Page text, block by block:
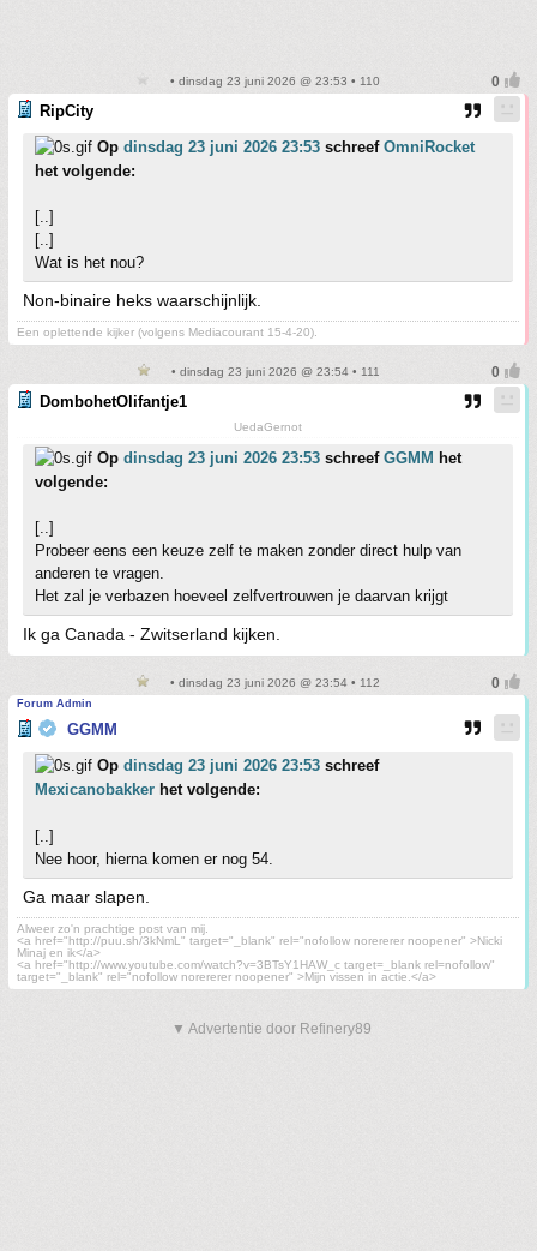
• dinsdag 23 juni 2026 @ 23:53 • 110
RipCity
Op dinsdag 23 juni 2026 23:53 schreef OmniRocket
het volgende:
[..]
[..]
Wat is het nou?
Non-binaire heks waarschijnlijk.
Een oplettende kijker (volgens Mediacourant 15-4-20).
• dinsdag 23 juni 2026 @ 23:54 • 111
DombohetOlifantje1
UedaGernot
Op dinsdag 23 juni 2026 23:53 schreef GGMM het
volgende:
[..]
Probeer eens een keuze zelf te maken zonder direct hulp van
anderen te vragen.
Het zal je verbazen hoeveel zelfvertrouwen je daarvan krijgt
Ik ga Canada - Zwitserland kijken.
• dinsdag 23 juni 2026 @ 23:54 • 112
Forum Admin
GGMM
Op dinsdag 23 juni 2026 23:53 schreef
Mexicanobakker het volgende:
[..]
Nee hoor, hierna komen er nog 54.
Ga maar slapen.
Alweer zo'n prachtige post van mij.
<a href="http://puu.sh/3kNmL" target="_blank" rel="nofollow norererer noopener" >Nicki
Minaj en ik</a>
<a href="http://www.youtube.com/watch?v=3BTsY1HAW_c target=_blank rel=nofollow"
target="_blank" rel="nofollow norererer noopener" >Mijn vissen in actie.</a>
▼ Advertentie door Refinery89